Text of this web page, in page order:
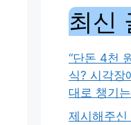
최신
“단돈 4천
식? 시각장
대로 챙기
제시해주신